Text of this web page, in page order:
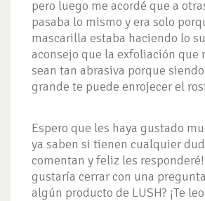
pero luego me acordé que a
pasaba lo mismo y era solo
mascarilla estaba haciendo lo
aconsejo que la exfoliación que
sean tan abrasiva porque
grande te puede enrojecer el
Espero que les haya gustado
ya saben si tienen cualquier
comentan y feliz les responderé!
gustaría cerrar con una
algún producto de LUSH? ¡Te